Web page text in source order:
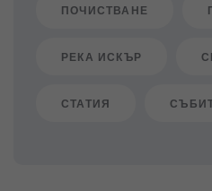
ПОЧИСТВАНЕ
РЕКА ИСКЪР
СТАТИЯ